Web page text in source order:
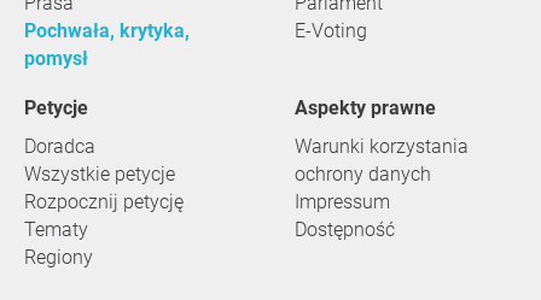
Pochwała, krytyka,
pomysł
E-Voting
Petycje
Doradca
Wszystkie petycje
Rozpocznij petycję
Tematy
Regiony
Aspekty prawne
Warunki korzystania
ochrony danych
Impressum
Dostępność